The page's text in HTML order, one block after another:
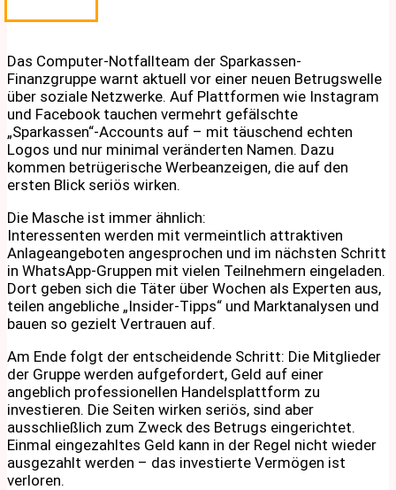
Das Computer-Notfallteam der Sparkassen-
Finanzgruppe warnt aktuell vor einer neuen Betrugswelle
über soziale Netzwerke. Auf Plattformen wie Instagram
und Facebook tauchen vermehrt gefälschte
„Sparkassen“-Accounts auf – mit täuschend echten
Logos und nur minimal veränderten Namen. Dazu
kommen betrügerische Werbeanzeigen, die auf den
ersten Blick seriös wirken.
Die Masche ist immer ähnlich:
Interessenten werden mit vermeintlich attraktiven
Anlageangeboten angesprochen und im nächsten Schritt
in WhatsApp-Gruppen mit vielen Teilnehmern eingeladen.
Dort geben sich die Täter über Wochen als Experten aus,
teilen angebliche „Insider-Tipps“ und Marktanalysen und
bauen so gezielt Vertrauen auf.
Am Ende folgt der entscheidende Schritt: Die Mitglieder
der Gruppe werden aufgefordert, Geld auf einer
angeblich professionellen Handelsplattform zu
investieren. Die Seiten wirken seriös, sind aber
ausschließlich zum Zweck des Betrugs eingerichtet.
Einmal eingezahltes Geld kann in der Regel nicht wieder
ausgezahlt werden – das investierte Vermögen ist
verloren.